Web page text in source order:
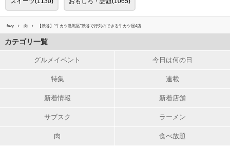
favy 肉 【渋谷】"牛カツ激戦区"渋谷で行列のできる牛カツ屋4店
カテゴリ一覧
グルメイベント 今日は何の日
特集 連載
新着情報 新着店舗
サブスク ラーメン
肉 食べ放題